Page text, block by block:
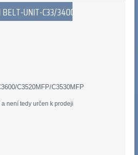
BELT-UNIT-C33/3400
C3520MFP/C3530MFP
není tedy určen k prodeji